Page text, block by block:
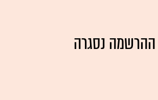
ההרשמה נסגרה